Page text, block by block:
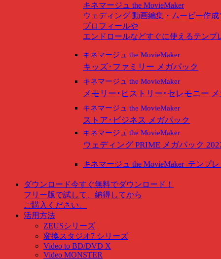
キネマージュ the MovieMaker
ウェディング 動画編集・ムービー作成
プロフィールや
エンドロールなどすぐに使えるテンプ
キネマージュ the MovieMaker
キッズ･ファミリー メガパック
キネマージュ the MovieMaker
メモリー･ヒストリー･セレモニー
キネマージュ the MovieMaker
ストア･ビジネス メガパック
キネマージュ the MovieMaker
ウェディング PRIME メガパック
キネマージュ the MovieMakerテンプ
ダウンロード今すぐ無料でダウンロード！
フリー版で試して、納得してから
ご購入ください。
活用方法
ZEUSシリーズ
変換スタジオ7 シリーズ
Video to BD/DVD X
Video MONSTER